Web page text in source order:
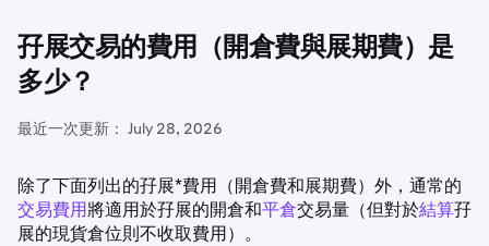
孖展交易的費用（開倉費與展期費）是
多少？
最近一次更新： July 28, 2026
除了下面列出的孖展*費用（開倉費和展期費）外，通常的
交易費用將適用於孖展的開倉和平倉交易量（但對於結算孖
展的現貨倉位則不收取費用）。